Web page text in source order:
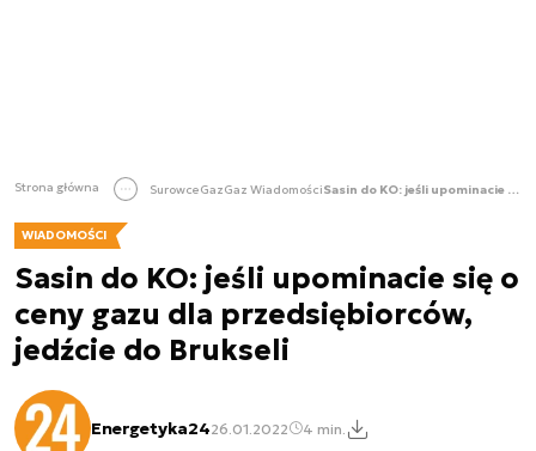
Strona główna SurowceGazGaz Wiadomości Sasin do KO: jeśli upominacie się o ceny gazu dla przedsiębiorców, jedźcie do Brukseli
WIADOMOŚCI
Sasin do KO: jeśli upominacie się o
ceny gazu dla przedsiębiorców,
jedźcie do Brukseli
Energetyka2426.01.2022 4 min.